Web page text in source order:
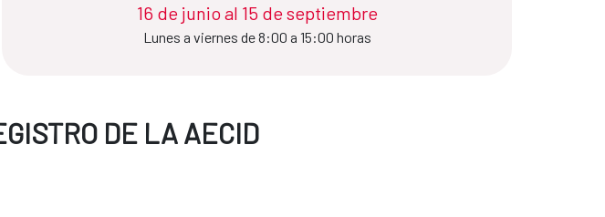
16 de junio al 15 de septiembre
Lunes a viernes de 8:00 a 15:00 horas
DE LA AECID